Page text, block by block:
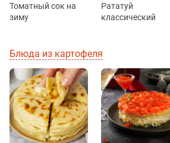
Томатный сок на
зиму
Рататуй
классический
Блюда из картофеля